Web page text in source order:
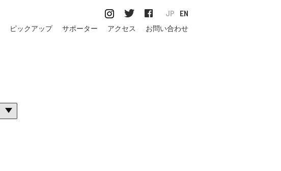
EN
JP
ピックアップ サポーター アクセス お問い合わせ